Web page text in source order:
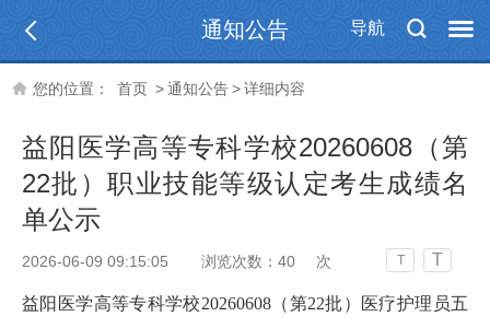
导航
通知公告
您的位置： 首页 >通知公告>详细内容
益阳医学高等专科学校20260608（第
22批）职业技能等级认定考生成绩名
单公示
2026-06-09 09:15:05 浏览次数： 40 次 T T
益阳医学高等专科学校20260608（第22批）医疗护理员五